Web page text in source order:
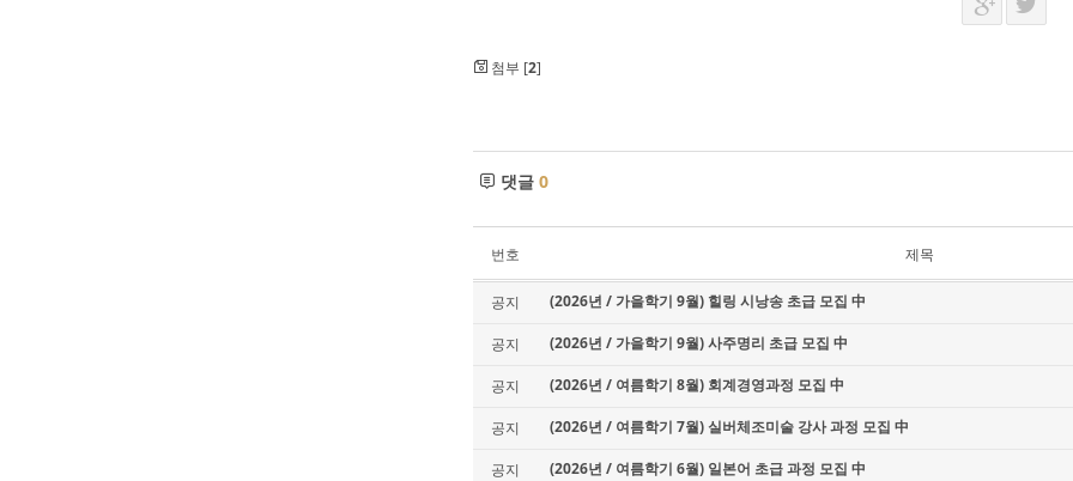
첨부 [2]
댓글 0
번호 제목
공지 (2026년 / 가을학기 9월) 힐링 시낭송 초급 모집 中
공지 (2026년 / 가을학기 9월) 사주명리 초급 모집 中
공지 (2026년 / 여름학기 8월) 회계경영과정 모집 中
공지 (2026년 / 여름학기 7월) 실버체조미술 강사 과정 모집 中
공지 (2026년 / 여름학기 6월) 일본어 초급 과정 모집 中